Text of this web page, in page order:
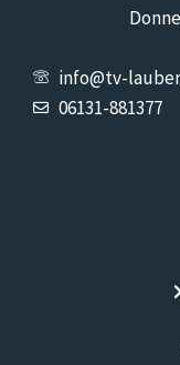
info@tv-
06131-881377